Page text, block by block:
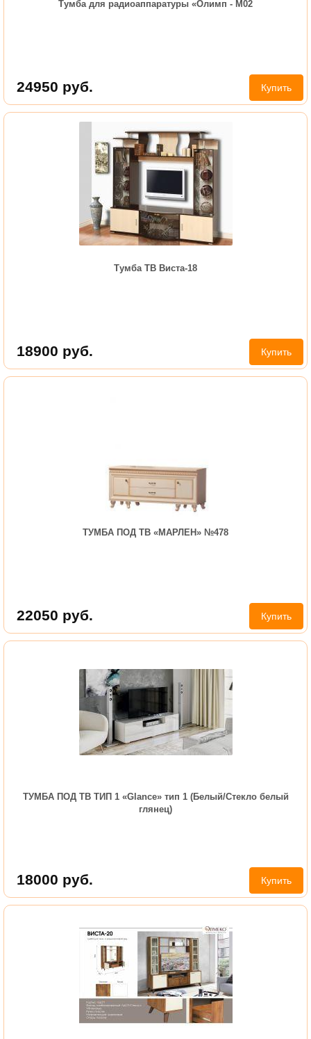
Тумба для радиоаппаратуры «Олимп - М02
24950 руб. Купить
Тумба ТВ Виста-18
18900 руб. Купить
ТУМБА ПОД ТВ «МАРЛЕН» №478
22050 руб. Купить
ТУМБА ПОД ТВ ТИП 1 «Glance» тип 1 (Белый/Стекло белый
глянец)
18000 руб. Купить